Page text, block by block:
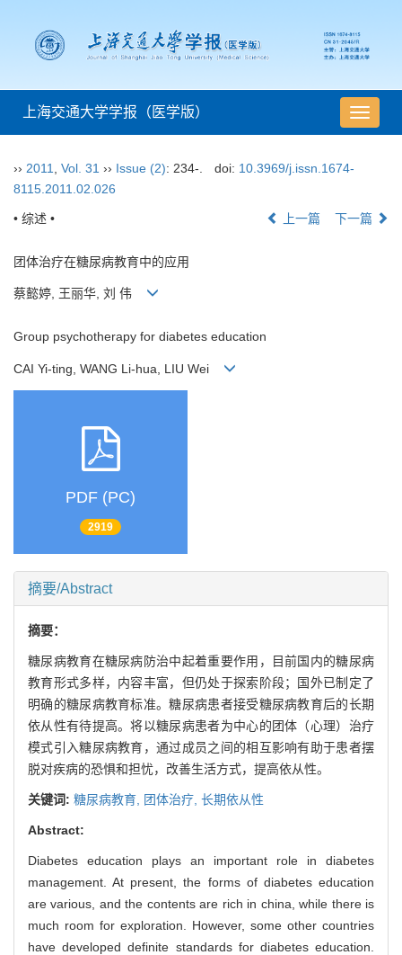
导
航
上海交通大学学报（医学版）
›› 2011 Vol. 31 ›› Issue (2): 234-. doi: 10.3969/j.issn.1674-
8115.2011.02.026
• 综述 • 上一篇 下一篇
团体治疗在糖尿病教育中的应用
蔡懿婷, 王丽华, 刘 伟
Group psychotherapy for diabetes education
CAI Yi-ting, WANG Li-hua, LIU Wei
PDF (PC)
2919
摘要/Abstract
摘要：
糖尿病教育在糖尿病防治中起着重要作用，目前国内的糖尿病
教育形式多样，内容丰富，但仍处于探索阶段；国外已制定了
明确的糖尿病教育标准。糖尿病患者接受糖尿病教育后的长期
依从性有待提高。将以糖尿病患者为中心的团体（心理）治疗
模式引入糖尿病教育，通过成员之间的相互影响有助于患者摆
脱对疾病的恐惧和担忧，改善生活方式，提高依从性。
关键词: 糖尿病教育, 团体治疗, 长期依从性
Abstract:
Diabetes education plays an important role in diabetes
management. At present, the forms of diabetes education
are various, and the contents are rich in china, while there is
much room for exploration. However, some other countries
have developed definite standards for diabetes education.